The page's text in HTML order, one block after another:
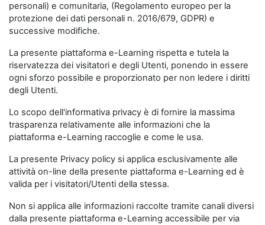
personali) e comunitaria, (Regolamento europeo per la
protezione dei dati personali n. 2016/679, GDPR) e
successive modifiche.
La presente piattaforma e-Learning rispetta e tutela la
riservatezza dei visitatori e degli Utenti, ponendo in essere
ogni sforzo possibile e proporzionato per non ledere i diritti
degli Utenti.
Lo scopo dell'informativa privacy è di fornire la massima
trasparenza relativamente alle informazioni che la
piattaforma e-Learning raccoglie e come le usa.
La presente Privacy policy si applica esclusivamente alle
attività on-line della presente piattaforma e-Learning ed è
valida per i visitatori/Utenti della stessa.
Non si applica alle informazioni raccolte tramite canali diversi
dalla presente piattaforma e-Learning accessibile per via